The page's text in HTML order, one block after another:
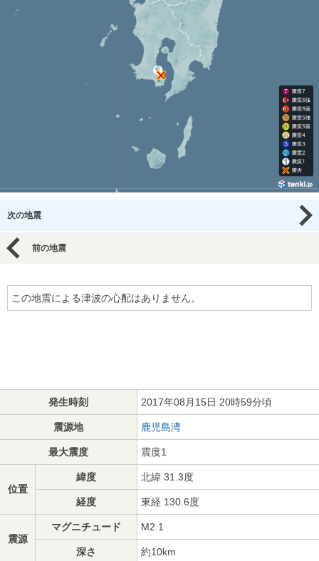
次の地震
前の地震
この地震による津波の心配はありません。
発生時刻 2017年08月15日 20時59分頃
震源地 鹿児島湾
最大震度 震度1
位置
緯度 北緯 31.3度
経度 東経 130.6度
震源
マグニチュード M2.1
深さ 約10km